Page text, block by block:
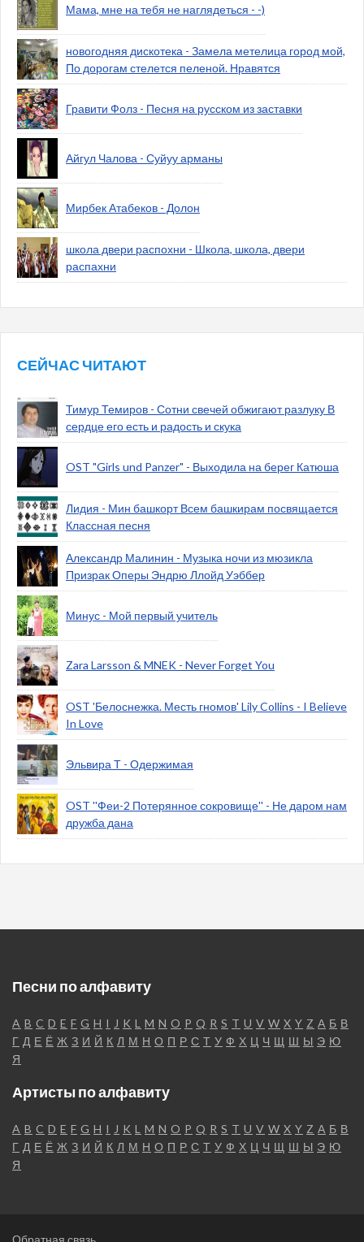
Мама, мне на тебя не наглядеться - -)
новогодняя дискотека - Замела метелица город мой,
По дорогам стелется пеленой. Нравятся
Гравити Фолз - Песня на русском из заставки
Айгул Чалова - Суйуу арманы
Мирбек Атабеков - Долон
школа двери распохни - Школа, школа, двери
распахни
СЕЙЧАС ЧИТАЮТ
Тимур Темиров - Сотни свечей обжигают разлуку В
сердце его есть и радость и скука
OST "Girls und Panzer" - Выходила на берег Катюша
Лидия - Мин башкорт Всем башкирам посвящается
Классная песня
Александр Малинин - Музыка ночи из мюзикла
Призрак Оперы Эндрю Ллойд Уэббер
Минус - Мой первый учитель
Zara Larsson & MNEK - Never Forget You
OST 'Белоснежка. Месть гномов' Lily Collins - I Believe
In Love
Эльвира Т - Одержимая
OST ''Феи-2 Потерянное сокровище'' - Не даром нам
дружба дана
Песни по алфавиту
A B C D E F G H I J K L M N O P Q R S T U V W X Y Z А Б В
Г Д Е Ё Ж З И Й К Л М Н О П Р С Т У Ф Х Ц Ч Щ Ш Ы Э Ю
Я
Артисты по алфавиту
A B C D E F G H I J K L M N O P Q R S T U V W X Y Z А Б В
Г Д Е Ё Ж З И Й К Л М Н О П Р С Т У Ф Х Ц Ч Щ Ш Ы Э Ю
Я
Обратная связь